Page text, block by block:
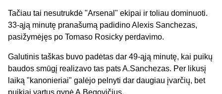
Tačiau tai nesutrukdė "Arsenal" ekipai ir toliau dominuoti.
33-ąją minutę pranašumą padidino Alexis Sanchezas,
pasižymėjęs po Tomaso Rosicky perdavimo.
Galutinis taškas buvo padėtas dar 49-ąją minutę, kai puikų
baudos smūgį realizavo tas pats A.Sanchezas. Per likusį
laiką "kanonieriai" galėjo pelnyti dar daugiau įvarčių, bet
puikiai vartus gynė A.Begovičius.